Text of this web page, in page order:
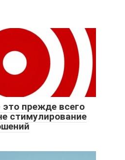
прежде всего
стимулирование